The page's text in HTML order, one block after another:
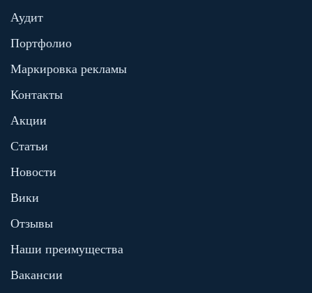
Аудит
Портфолио
Маркировка рекламы
Контакты
Акции
Статьи
Новости
Вики
Отзывы
Наши преимущества
Вакансии